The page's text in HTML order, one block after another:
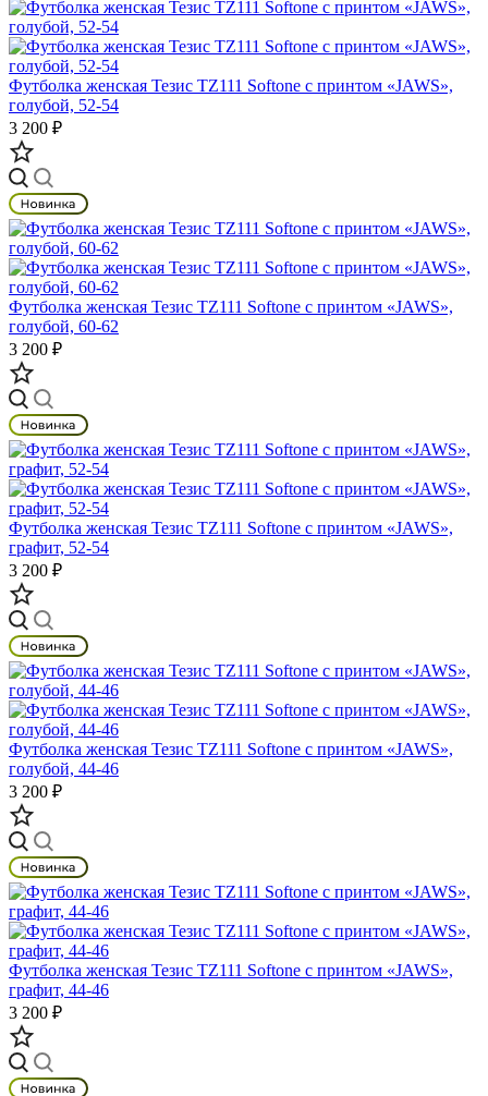
Футболка женская Тезис TZ111 Softone с принтом «JAWS»,
голубой, 52-54
3 200 ₽
Футболка женская Тезис TZ111 Softone с принтом «JAWS»,
голубой, 60-62
3 200 ₽
Футболка женская Тезис TZ111 Softone с принтом «JAWS»,
графит, 52-54
3 200 ₽
Футболка женская Тезис TZ111 Softone с принтом «JAWS»,
голубой, 44-46
3 200 ₽
Футболка женская Тезис TZ111 Softone с принтом «JAWS»,
графит, 44-46
3 200 ₽